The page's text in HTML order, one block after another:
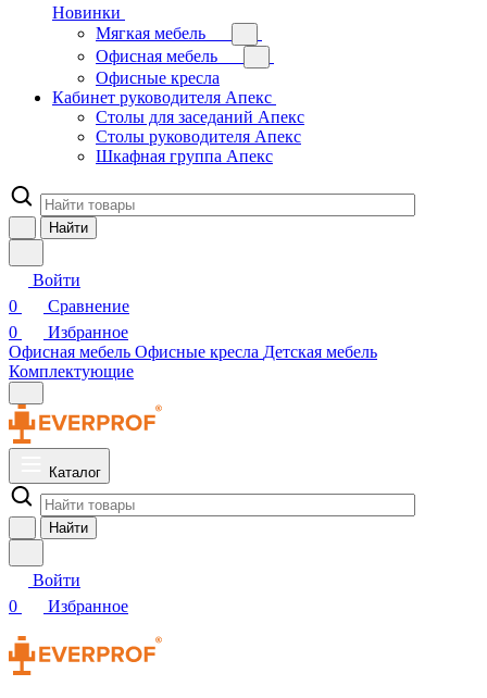
Новинки
Мягкая мебель
Офисная мебель
Офисные кресла
Кабинет руководителя Апекс
Столы для заседаний Апекс
Столы руководителя Апекс
Шкафная группа Апекс
Найти
Войти
0
Сравнение
0
Избранное
Офисная мебель Офисные кресла Детская мебель
Комплектующие
Каталог
Найти
Войти
0
Избранное